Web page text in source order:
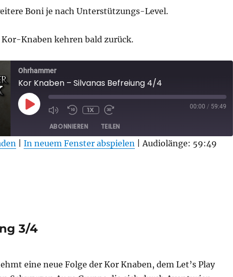
Boni je nach Unterstützungs-Level.
Knaben kehren bald zurück.
Ohrhammer
Kor Knaben – Silvanas Befreiung 4/4
PLAY
EPISODE
1X 00:00 / 59:49
ABONNIEREN TEILEN
| In neuem Fenster abspielen|Audiolänge: 59:49
3/4
eine neue Folge der Kor Knaben, dem Let’s Play